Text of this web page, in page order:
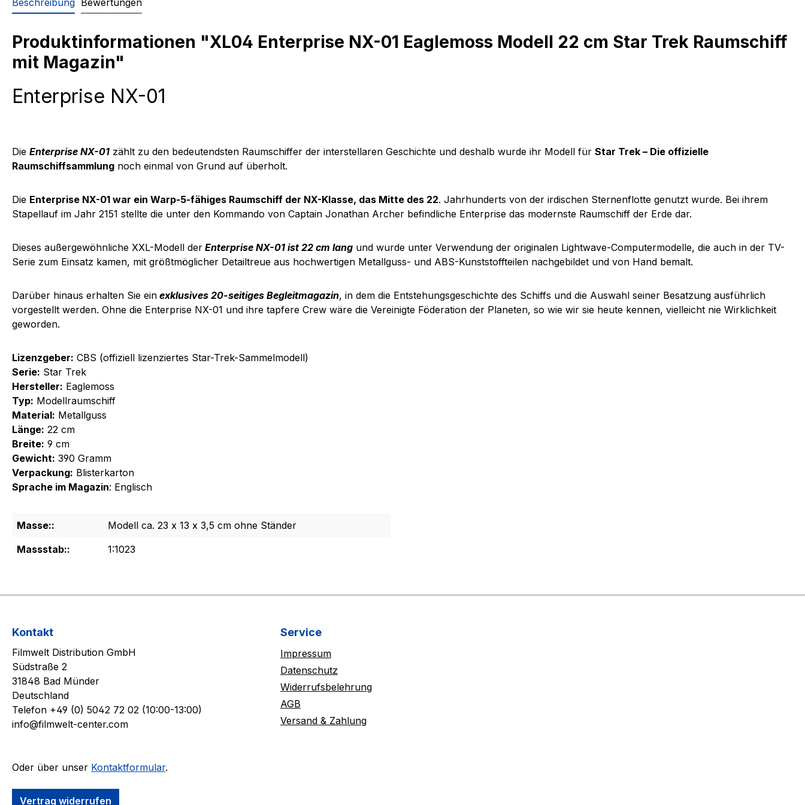
Beschreibung Bewertungen
Produktinformationen "XL04 Enterprise NX-01 Eaglemoss Modell 22 cm Star Trek Raumschiff
mit Magazin"
Enterprise NX-01
Die Enterprise NX-01 zählt zu den bedeutendsten Raumschiffer der interstellaren Geschichte und deshalb wurde ihr Modell für Star Trek – Die offizielle
Raumschiffsammlung noch einmal von Grund auf überholt.
Die Enterprise NX-01 war ein Warp-5-fähiges Raumschiff der NX-Klasse, das Mitte des 22. Jahrhunderts von der irdischen Sternenflotte genutzt wurde. Bei ihrem
Stapellauf im Jahr 2151 stellte die unter den Kommando von Captain Jonathan Archer befindliche Enterprise das modernste Raumschiff der Erde dar.
Dieses außergewöhnliche XXL-Modell der Enterprise NX-01 ist 22 cm lang und wurde unter Verwendung der originalen Lightwave-Computermodelle, die auch in der TV-
Serie zum Einsatz kamen, mit größtmöglicher Detailtreue aus hochwertigen Metallguss- und ABS-Kunststoffteilen nachgebildet und von Hand bemalt.
Darüber hinaus erhalten Sie ein exklusives 20-seitiges Begleitmagazin, in dem die Entstehungsgeschichte des Schiffs und die Auswahl seiner Besatzung ausführlich
vorgestellt werden. Ohne die Enterprise NX-01 und ihre tapfere Crew wäre die Vereinigte Föderation der Planeten, so wie wir sie heute kennen, vielleicht nie Wirklichkeit
geworden.
Lizenzgeber: CBS (offiziell lizenziertes Star-Trek-Sammelmodell)
Serie: Star Trek
Hersteller: Eaglemoss
Typ: Modellraumschiff
Material: Metallguss
Länge: 22 cm
Breite: 9 cm
Gewicht: 390 Gramm
Verpackung: Blisterkarton
Sprache im Magazin: Englisch
Masse::
Modell ca. 23 x 13 x 3,5 cm ohne Ständer
Massstab::
1:1023
Kontakt
Filmwelt Distribution GmbH
Südstraße 2
31848 Bad Münder
Deutschland
Telefon +49 (0) 5042 72 02 (10:00-13:00)
info@filmwelt-center.com
Oder über unser Kontaktformular.
Vertrag widerrufen
Service
Impressum
Datenschutz
Widerrufsbelehrung
AGB
Versand & Zahlung